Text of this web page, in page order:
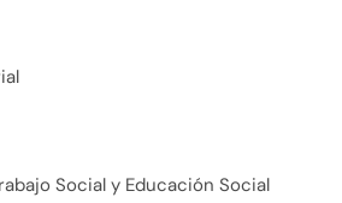
Social y Educación Social